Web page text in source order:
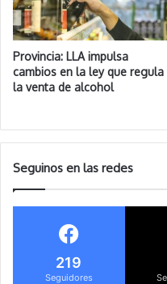
Provincia: LLA impulsa
cambios en la ley que regula
la venta de alcohol
Seguinos en las redes
219
Seguidores